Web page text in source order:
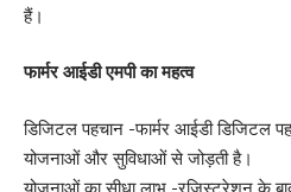
हैं।
फार्मर आईडी एमपी का महत्व
डिजिटल पहचान -फार्मर आईडी डिजिटल
योजनाओं और सुविधाओं से जोड़ती है।
योजनाओं का सीधा लाभ -रजिस्ट्रेशन के